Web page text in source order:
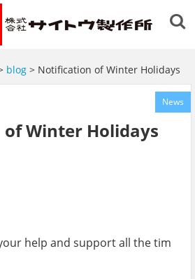
blog> Notification of Winter Holidays
News
Winter Holidays
help and support all the tim